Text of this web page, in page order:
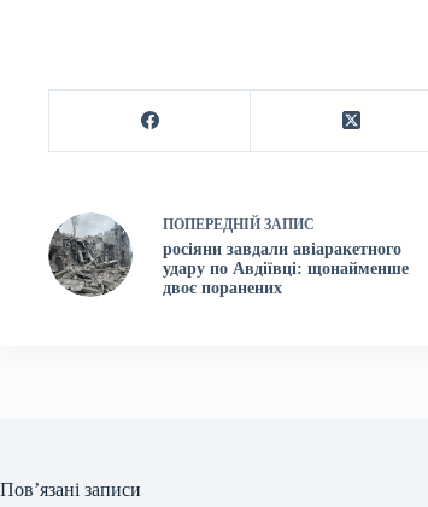
ПОПЕРЕДНІЙ ЗАПИС
росіяни завдали авіаракетного
удару по Авдіївці: щонайменше
двоє поранених
Пов’язані записи